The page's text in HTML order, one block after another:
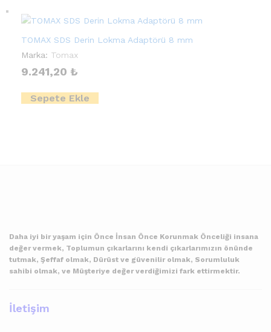
TOMAX SDS Derin Lokma Adaptörü 8 mm
Marka: Tomax
9.241,20 ₺
Sepete Ekle
Daha iyi bir yaşam için Önce İnsan Önce Korunmak Önceliği insana
değer vermek, Toplumun çıkarlarını kendi çıkarlarımızın önünde
tutmak, Şeffaf olmak, Dürüst ve güvenilir olmak, Sorumluluk
sahibi olmak, ve Müşteriye değer verdiğimizi fark ettirmektir.
İletişim